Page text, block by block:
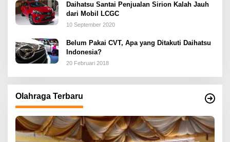
Daihatsu Santai Penjualan Sirion Kalah Jauh
dari Mobil LCGC
10 September 2020
Belum Pakai CVT, Apa yang Ditakuti Daihatsu
Indonesia?
20 Februari 2018
Olahraga Terbaru